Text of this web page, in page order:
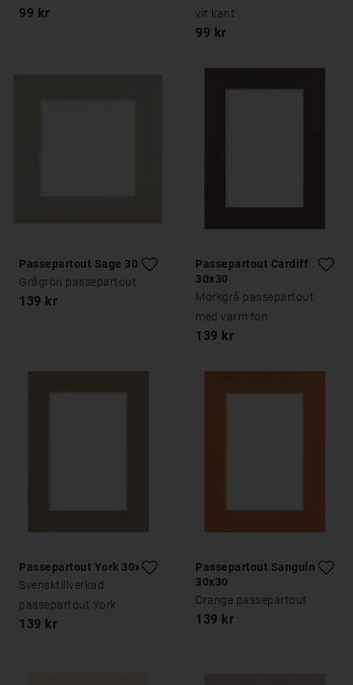
99 kr
vit kant
99 kr
Passepartout Sage 30x30
Grågrön passepartout
139 kr
Passepartout Cardiff
30x30
Mörkgrå passepartout
med varm ton
139 kr
Passepartout York 30x30
Svensktillverkad
passepartout York
139 kr
Passepartout Sanguine
30x30
Orange passepartout
139 kr